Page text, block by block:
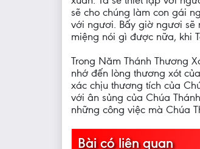
sẽ cho chúng làm con gái
với ngươi. Bấy giờ ngươi sẽ
miệng nói gì được nữa, khi
Trong Năm Thánh Thương
nhớ đến lòng thương xót
xác chịu thương tích của
với ân sủng của Chúa
những công việc mà Chúa
Bài có liên quan